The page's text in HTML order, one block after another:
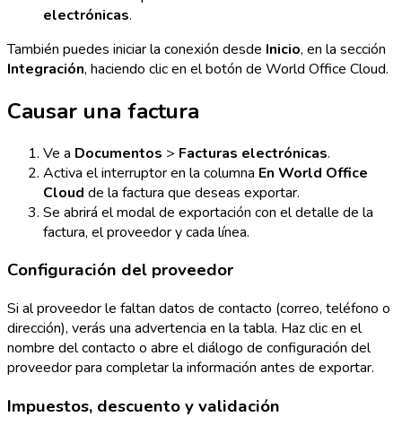
electrónicas.
También puedes iniciar la conexión desde Inicio, en la sección
Integración, haciendo clic en el botón de World Office Cloud.
Causar una factura
Ve a Documentos > Facturas electrónicas.
Activa el interruptor en la columna En World Office
Cloud de la factura que deseas exportar.
Se abrirá el modal de exportación con el detalle de la
factura, el proveedor y cada línea.
Configuración del proveedor
Si al proveedor le faltan datos de contacto (correo, teléfono o
dirección), verás una advertencia en la tabla. Haz clic en el
nombre del contacto o abre el diálogo de configuración del
proveedor para completar la información antes de exportar.
Impuestos, descuento y validación